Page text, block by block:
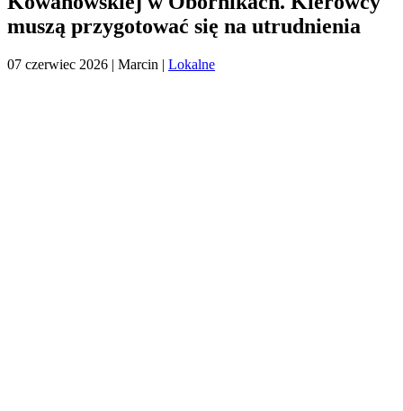
muszą przygotować się na utrudnienia
07 czerwiec 2026 | Marcin | Lokalne